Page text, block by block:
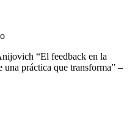
“El feedback en la
una práctica que transforma” –